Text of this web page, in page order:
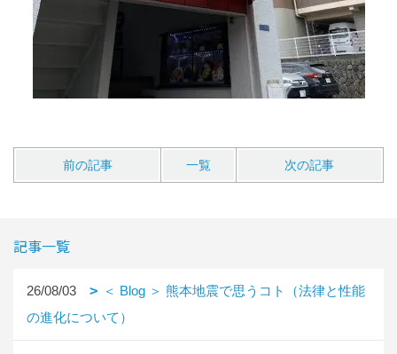
前の記事 一覧 次の記事
記事一覧
26/08/03
＜ Blog ＞ 熊本地震で思うコト（法律と性能
の進化について）